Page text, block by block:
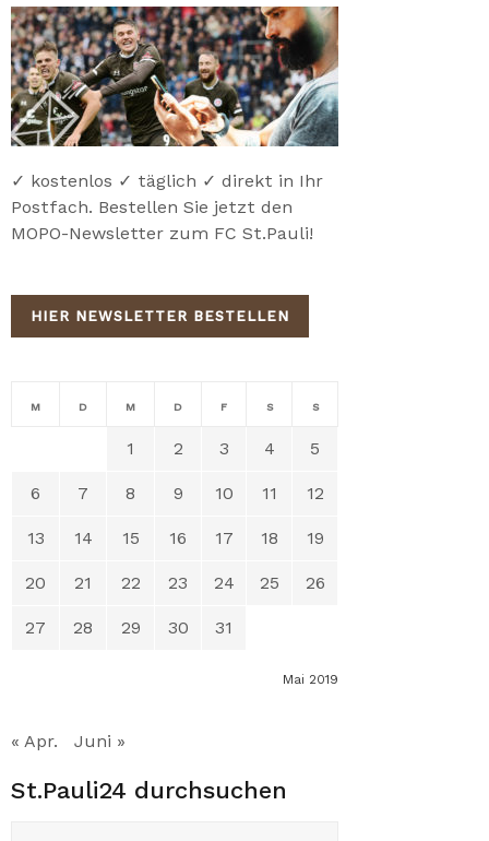
✓ kostenlos ✓ täglich ✓ direkt in Ihr
Postfach. Bestellen Sie jetzt den
MOPO-Newsletter zum FC St.Pauli!
HIER NEWSLETTER BESTELLEN
Mai 2019
M D M D F S S
1 2 3 4 5
6 7 8 9 10 11 12
13 14 15 16 17 18 19
20 21 22 23 24 25 26
27 28 29 30 31
« Apr. Juni »
St.Pauli24 durchsuchen